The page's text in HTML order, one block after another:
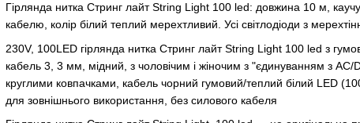
Гірлянда нитка Стринг лайт String Light 100 led: довжина 10 м,
кабелю, колір білий теплий мерехтливий. Усі світлодіоди з
230V, 100LED гірлянда нитка Стринг лайт String Light 100 led з
кабель 3, 3 мм, мідний, з чоловічим і жіночим з "єдинуванням з
круглими ковпачками, кабель чорний гумовий/теплий білий LED
для зовнішнього використання, без силового кабеля